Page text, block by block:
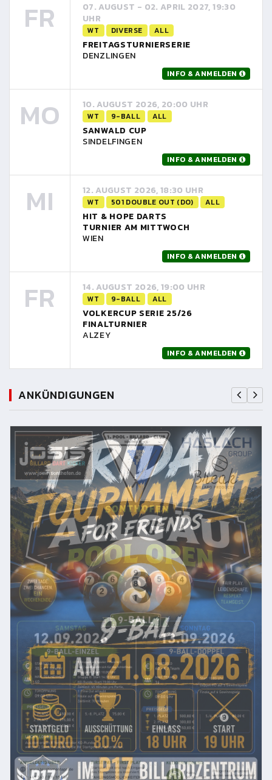
FR
07. AUGUST - 02. APRIL 2027, 19:30
UHR
WT DIVERSE ALL
FREITAGSTURNIERSERIE
DENZLINGEN
INFO & ANMELDEN
MO 10. AUGUST 2026, 20:00 UHR
WT 9-BALL ALL
SANWALD CUP
SINDELFINGEN
INFO & ANMELDEN
MI 12. AUGUST 2026, 18:30 UHR
WT 501 DOUBLE OUT (DO) ALL
HIT & HOPE DARTS
TURNIER AM MITTWOCH
WIEN
INFO & ANMELDEN
FR 14. AUGUST 2026, 19:00 UHR
WT 9-BALL ALL
VOLKERCUP SERIE 25/26
FINALTURNIER
ALZEY
INFO & ANMELDEN
ANKÜNDIGUNGEN